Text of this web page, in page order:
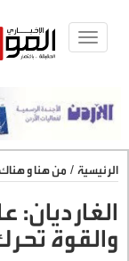
Toggle
الرئيسية / من هنا و
الغارديان:
والقوة